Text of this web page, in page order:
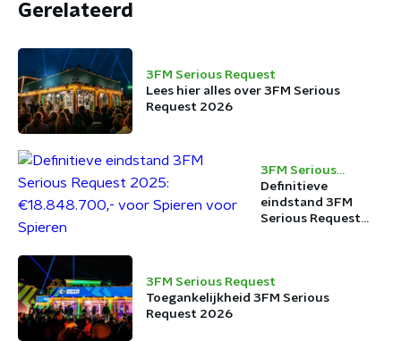
Gerelateerd
3FM Serious Request
Lees hier alles over 3FM Serious
Request 2026
3FM Serious
Request
Definitieve
eindstand 3FM
Serious Request
Spieren
3FM Serious Request
Toegankelijkheid 3FM Serious
Request 2026